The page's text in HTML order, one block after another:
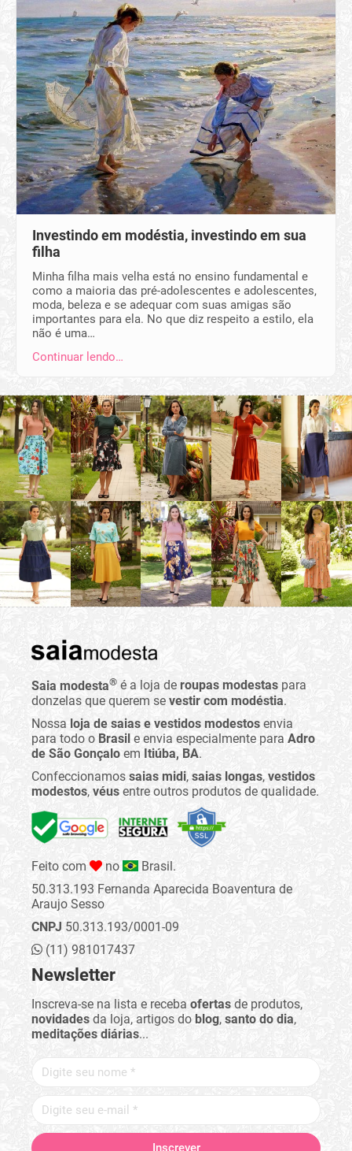
Investindo em modéstia, investindo em sua
filha
Minha filha mais velha está no ensino fundamental e
como a maioria das pré-adolescentes e adolescentes,
moda, beleza e se adequar com suas amigas são
importantes para ela. No que diz respeito a estilo, ela
não é uma…
Continuar lendo…
Saia modesta® é a loja de roupas modestas para
donzelas que querem se vestir com modéstia.
Nossa loja de saias e vestidos modestos envia
para todo o Brasil e envia especialmente para Adro
de São Gonçalo em Itiúba, BA.
Confeccionamos saias midi, saias longas, vestidos
modestos, véus entre outros produtos de qualidade.
Feito com no
Brasil.
50.313.193 Fernanda Aparecida Boaventura de
Araujo Sesso
CNPJ 50.313.193/0001-09
(11) 981017437
Newsletter
Inscreva-se na lista e receba ofertas de produtos,
novidades da loja, artigos do blog, santo do dia,
meditações diárias...